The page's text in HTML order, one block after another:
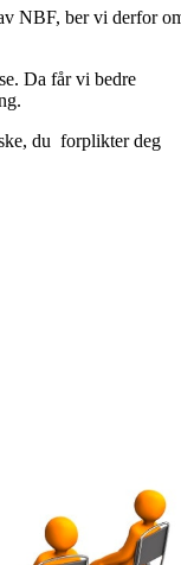
NBF, ber vi derfor
Da får vi bedre
du forplikter deg